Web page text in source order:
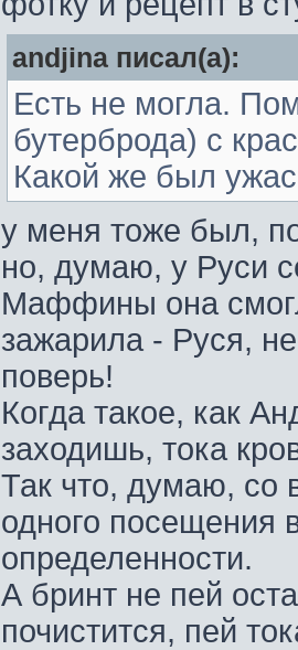
andjina писал(а):
Есть не могла.
бутерброда) с
Какой же был
у меня тоже был,
но, думаю, у Руси
Маффины она
зажарила - Руся,
поверь!
Когда такое, как
заходишь, тока
Так что, думаю, со
одного посещения
определенности.
А бринт не пей
почистится, пей